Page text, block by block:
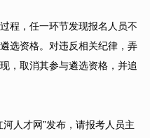
程，任一环节发现报名人员不
选资格。对违反相关纪律，弄
，取消其参与遴选资格，并追
河人才网”发布，请报考人员主